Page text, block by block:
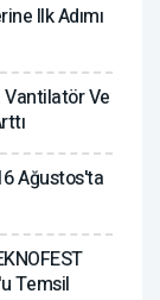
Ilk Adımı
Vantilatör ‎ve
Ağustos'ta
Temsil